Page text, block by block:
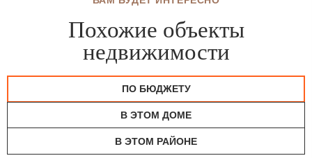
Похожие объекты
недвижимости
ПО БЮДЖЕТУ
В ЭТОМ ДОМЕ
В ЭТОМ РАЙОНЕ